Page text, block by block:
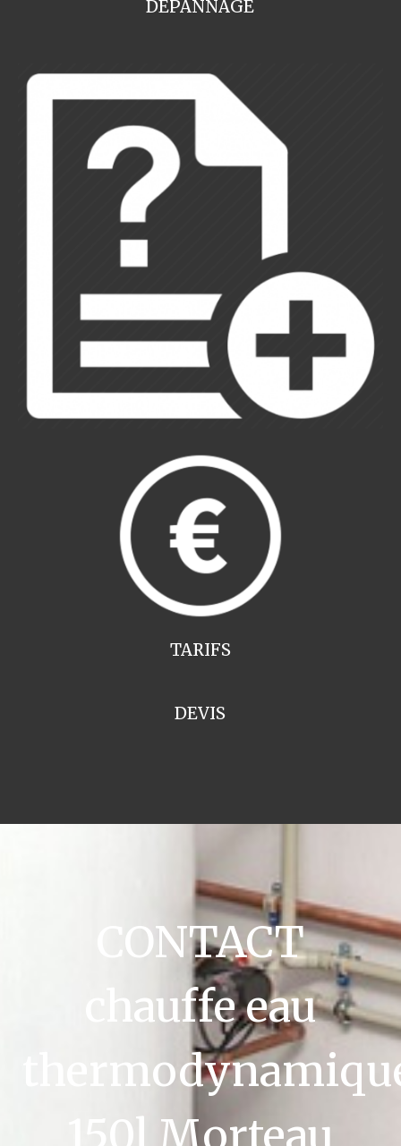
DEPANNAGE
TARIFS
DEVIS
CONTACT
chauffe eau
150l Morteau